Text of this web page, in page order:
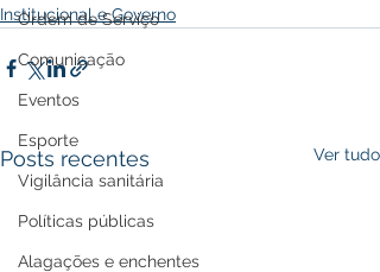
Ordem de Serviço
Comunicação
Eventos
Esporte
Vigilância sanitária
Políticas públicas
Alagações e enchentes
Institucional e Governo
Posts recentes Ver tudo